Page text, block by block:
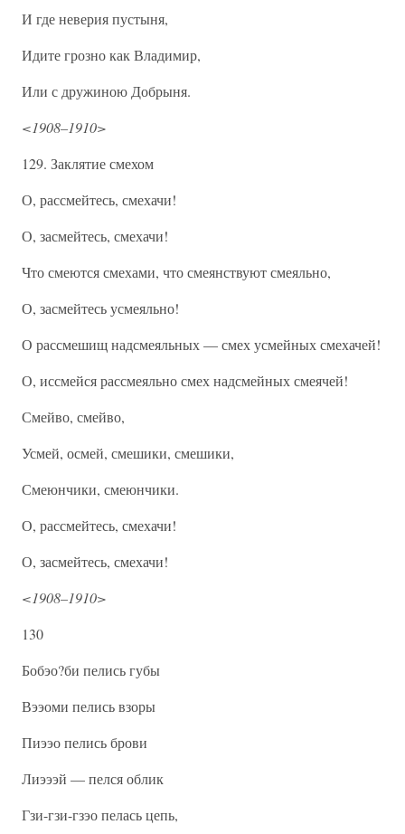
И где неверия пустыня,
Идите грозно как Владимир,
Или с дружиною Добрыня.
<1908–1910>
129. Заклятие смехом
О, рассмейтесь, смехачи!
О, засмейтесь, смехачи!
Что смеются смехами, что смеянствуют смеяльно,
О, засмейтесь усмеяльно!
О рассмешищ надсмеяльных — смех усмейных смехачей!
О, иссмейся рассмеяльно смех надсмейных смеячей!
Смейво, смейво,
Усмей, осмей, смешики, смешики,
Смеюнчики, смеюнчики.
О, рассмейтесь, смехачи!
О, засмейтесь, смехачи!
<1908–1910>
130
Бобэо?би пелись губы
Вээоми пелись взоры
Пиээо пелись брови
Лиэээй — пелся облик
Гзи-гзи-гзэо пелась цепь,